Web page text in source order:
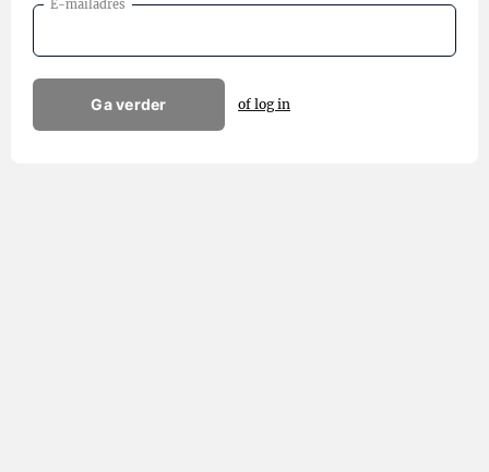
E-mailadres
Ga verder of log in